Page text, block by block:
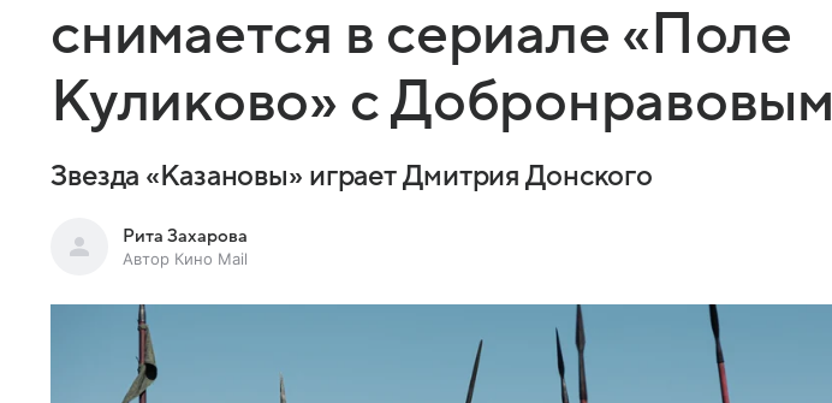
снимается в сериале «Поле
Куликово» с Добронравовым
Звезда «Казановы» играет Дмитрия Донского
Рита Захарова
Автор Кино Mail